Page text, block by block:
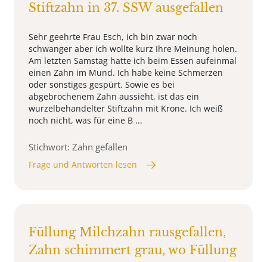
Stiftzahn in 37. SSW ausgefallen
Sehr geehrte Frau Esch, ich bin zwar noch
schwanger aber ich wollte kurz Ihre Meinung holen.
Am letzten Samstag hatte ich beim Essen aufeinmal
einen Zahn im Mund. Ich habe keine Schmerzen
oder sonstiges gespürt. Sowie es bei
abgebrochenem Zahn aussieht, ist das ein
wurzelbehandelter Stiftzahn mit Krone. Ich weiß
noch nicht, was für eine B ...
Stichwort: Zahn gefallen
Frage und Antworten lesen
Füllung Milchzahn rausgefallen,
Zahn schimmert grau, wo Füllung